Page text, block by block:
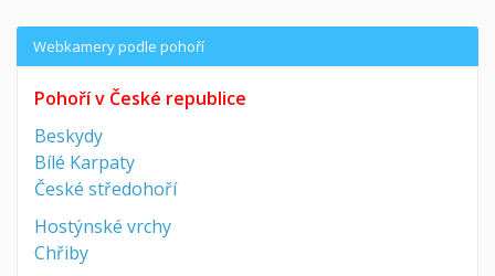
Webkamery podle pohoří
Pohoří v České republice
Beskydy
Bílé Karpaty
České středohoří
Hostýnské vrchy
Chřiby